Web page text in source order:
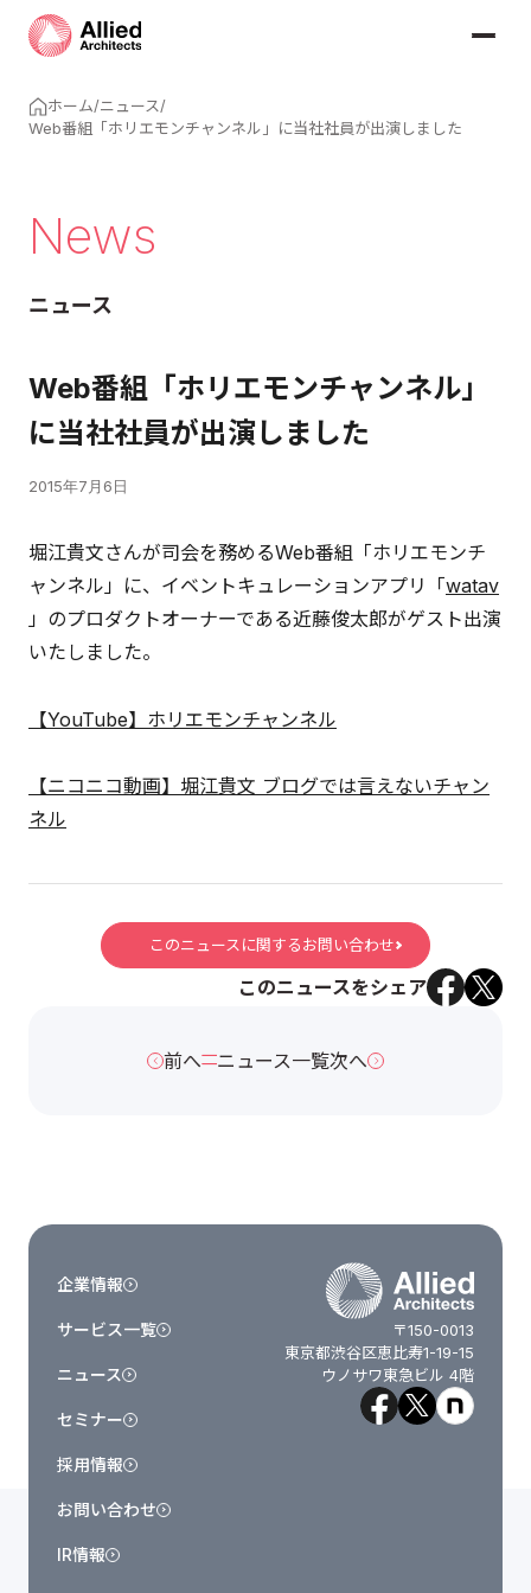
ホーム/ニュース/
Web番組「ホリエモンチャンネル」に当社社員が出演しました
News
ニュース
Web番組「ホリエモンチャンネル」
に当社社員が出演しました
2015年7月6日
堀江貴文さんが司会を務めるWeb番組「ホリエモンチ
ャンネル」に、イベントキュレーションアプリ「watav
」のプロダクトオーナーである近藤俊太郎がゲスト出演
いたしました。
【YouTube】ホリエモンチャンネル
【ニコニコ動画】堀江貴文 ブログでは言えないチャン
ネル
このニュースに関するお問い合わせ
このニュースをシェア
前へ ニュース一覧次へ
〒150-0013
東京都渋谷区恵比寿1-19-15
ウノサワ東急ビル 4階
企業情報
サービス一覧
ニュース
セミナー
採用情報
お問い合わせ
IR情報